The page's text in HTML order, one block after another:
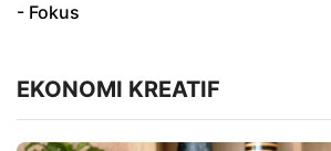
- Fokus
EKONOMI KREATIF